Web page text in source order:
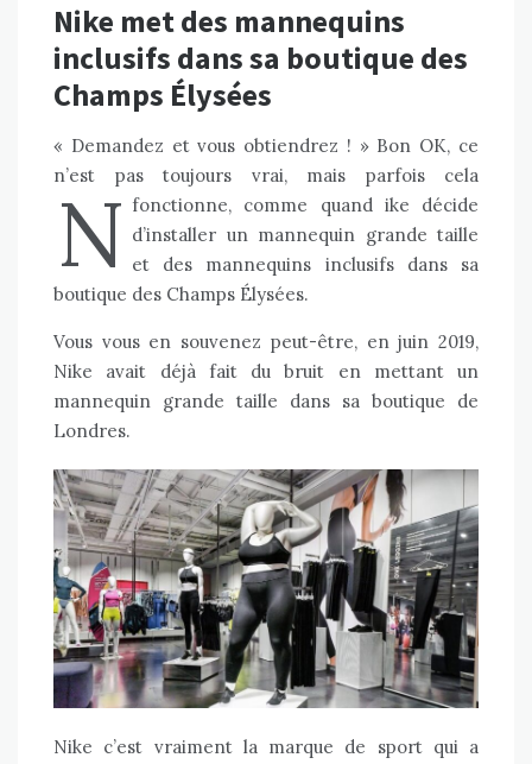
Nike met des mannequins
inclusifs dans sa boutique des
Champs Élysées
« Demandez et vous obtiendrez ! » Bon OK, ce
n’est pas toujours vrai, mais parfois cela
fonctionne, comme quand
N ike décide
d’installer un mannequin grande taille
et des mannequins inclusifs dans sa
boutique des Champs Élysées.
Vous vous en souvenez peut-être, en juin 2019,
Nike avait déjà fait du bruit en mettant un
mannequin grande taille dans sa boutique de
Londres.
Nike c’est vraiment la marque de sport qui a